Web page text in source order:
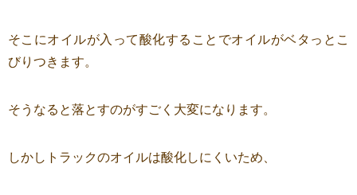
そこにオイルが入って酸化することでオイルがベタっとこ
びりつきます。
そうなると落とすのがすごく大変になります。
しかしトラックのオイルは酸化しにくいため、